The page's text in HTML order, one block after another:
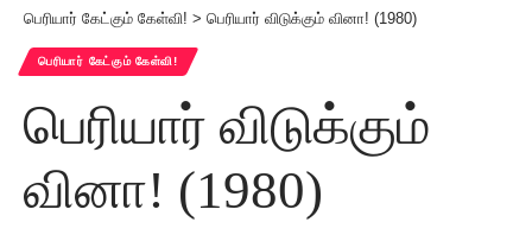
பெரியார் கேட்கும் கேள்வி! > பெரியார் விடுக்கும் வினா! (1980)
பெரியார் கேட்கும் கேள்வி!
பெரியார் விடுக்கும்
வினா! (1980)